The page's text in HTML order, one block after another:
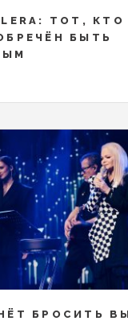
LERA: ТОТ, КТО
БЫТЬ
БРОСИТЬ